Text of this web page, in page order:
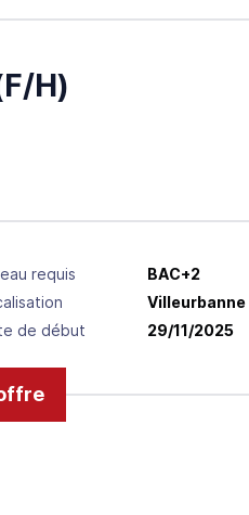
H)
requis
BAC+2
Villeurbanne
de début 29/11/2025